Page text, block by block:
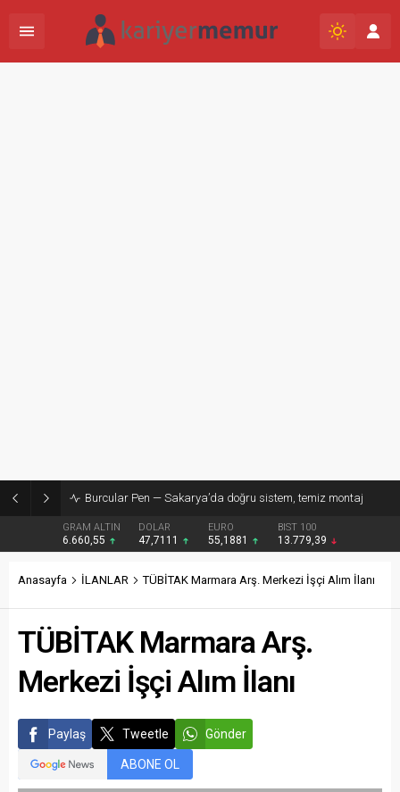
Burcular Pen — Sakarya’da doğru sistem, temiz montaj
GRAM ALTIN
6.660,55
DOLAR
47,7111
EURO
55,1881
BIST 100
13.779,39
Anasayfa İLANLAR TÜBİTAK Marmara Arş. Merkezi İşçi Alım İlanı
TÜBİTAK Marmara Arş.
Merkezi İşçi Alım İlanı
Paylaş Tweetle Gönder
ABONE OL